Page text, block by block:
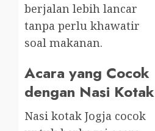
berjalan lebih lancar
tanpa perlu khawatir
soal makanan.
Acara yang Cocok
dengan Nasi Kotak
Nasi kotak Jogja cocok